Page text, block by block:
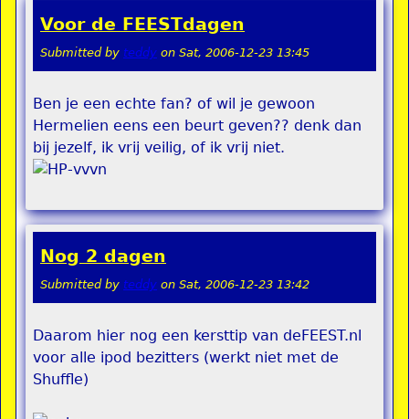
Voor de FEESTdagen
Submitted by teddy on Sat, 2006-12-23 13:45
Ben je een echte fan? of wil je gewoon
Hermelien eens een beurt geven?? denk dan
bij jezelf, ik vrij veilig, of ik vrij niet.
Nog 2 dagen
Submitted by teddy on Sat, 2006-12-23 13:42
Daarom hier nog een kersttip van deFEEST.nl
voor alle ipod bezitters (werkt niet met de
Shuffle)